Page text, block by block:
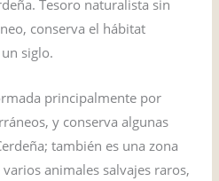
Tesoro naturalista sin
conserva el hábitat
siglo.
principalmente por
y conserva algunas
también es una zona
animales salvajes raros,